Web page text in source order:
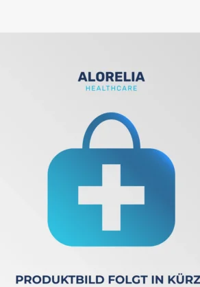
Wundcremes & Spray
Pen Nadeln
Stechhilfen
Ernährung & Trinkhilfen